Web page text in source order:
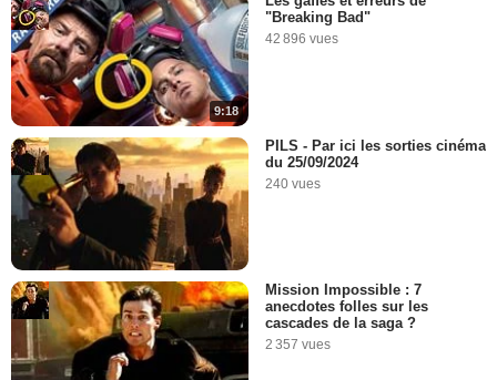
9:18
"Breaking Bad"
42 896 vues
PILS - Par ici les sorties cinéma
du 25/09/2024
240 vues
Mission Impossible : 7
anecdotes folles sur les
cascades de la saga ?
2 357 vues